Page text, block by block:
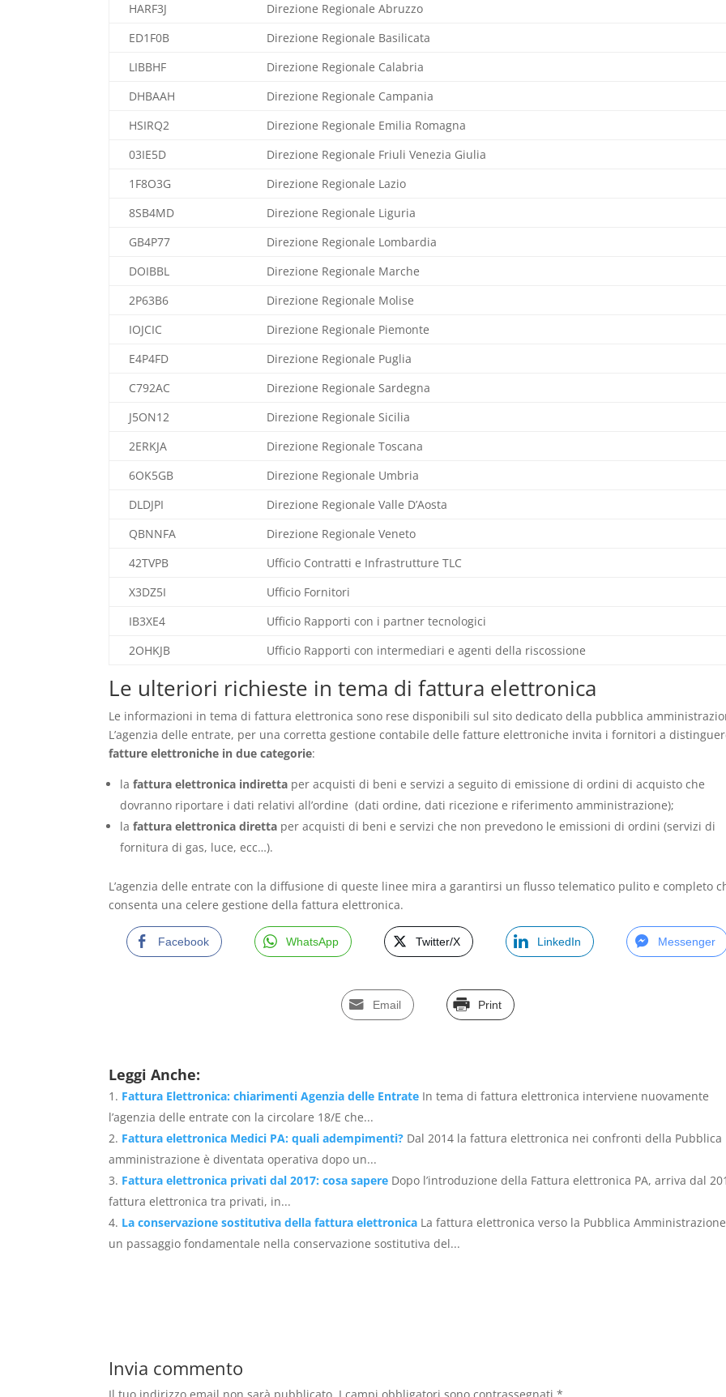
HARF3J
Direzione Regionale Abruzzo
ED1F0B
Direzione Regionale Basilicata
LIBBHF
Direzione Regionale Calabria
DHBAAH
Direzione Regionale Campania
HSIRQ2
Direzione Regionale Emilia Romagna
03IE5D
Direzione Regionale Friuli Venezia Giulia
1F8O3G
Direzione Regionale Lazio
8SB4MD
Direzione Regionale Liguria
GB4P77
Direzione Regionale Lombardia
DOIBBL
Direzione Regionale Marche
2P63B6
Direzione Regionale Molise
IOJCIC
Direzione Regionale Piemonte
E4P4FD
Direzione Regionale Puglia
C792AC
Direzione Regionale Sardegna
J5ON12
Direzione Regionale Sicilia
2ERKJA
Direzione Regionale Toscana
6OK5GB
Direzione Regionale Umbria
DLDJPI
Direzione Regionale Valle D’Aosta
QBNNFA
Direzione Regionale Veneto
42TVPB
Ufficio Contratti e Infrastrutture TLC
X3DZ5I
Ufficio Fornitori
IB3XE4
Ufficio Rapporti con i partner tecnologici
2OHKJB
Ufficio Rapporti con intermediari e agenti della riscossione
Le ulteriori richieste in tema di fattura elettronica
Le informazioni in tema di fattura elettronica sono rese disponibili sul sito dedicato della pubblica
L’agenzia delle entrate, per una corretta gestione contabile delle fatture elettroniche invita i fornitori a
fatture elettroniche in due categorie:
lafattura elettronica indiretta per acquisti di beni e servizi a seguito di emissione di ordini di acquisto che
dovranno riportare i dati relativi all’ordine (dati ordine, dati ricezione e riferimento amministrazione);
lafattura elettronica diretta per acquisti di beni e servizi che non prevedono le emissioni di ordini (servizi di
fornitura di gas, luce, ecc…).
L’agenzia delle entrate con la diffusione di queste linee mira a garantirsi un flusso telematico pulito e completo
consenta una celere gestione della fattura elettronica.
Facebook WhatsApp Twitter/X LinkedIn Messenger
Email Print
Leggi Anche:
Fattura Elettronica: chiarimenti Agenzia delle Entrate In tema di fattura elettronica interviene nuovamente
l’agenzia delle entrate con la circolare 18/E che...
Fattura elettronica Medici PA: quali adempimenti? Dal 2014 la fattura elettronica nei confronti della Pubblica
amministrazione è diventata operativa dopo un...
Fattura elettronica privati dal 2017: cosa sapere Dopo l’introduzione della Fattura elettronica PA, arriva dal
fattura elettronica tra privati, in...
La conservazione sostitutiva della fattura elettronica La fattura elettronica verso la Pubblica
un passaggio fondamentale nella conservazione sostitutiva del...
Invia commento